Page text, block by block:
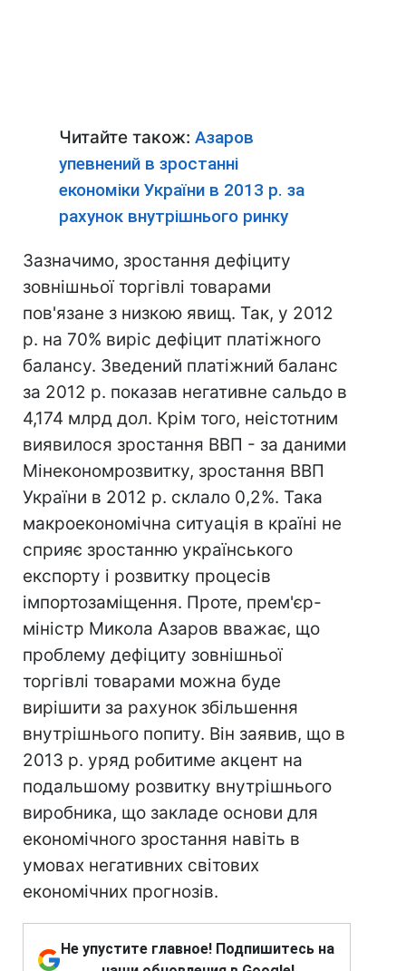
Читайте також: Азаров
упевнений в зростанні
економіки України в 2013 р. за
рахунок внутрішнього ринку
Зазначимо, зростання дефіциту
зовнішньої торгівлі товарами
пов'язане з низкою явищ. Так, у 2012
р. на 70% виріс дефіцит платіжного
балансу. Зведений платіжний баланс
за 2012 р. показав негативне сальдо в
4,174 млрд дол. Крім того, неістотним
виявилося зростання ВВП - за даними
Мінекономрозвитку, зростання ВВП
України в 2012 р. склало 0,2%. Така
макроекономічна ситуація в країні не
сприяє зростанню українського
експорту і розвитку процесів
імпортозаміщення. Проте, прем'єр-
міністр Микола Азаров вважає, що
проблему дефіциту зовнішньої
торгівлі товарами можна буде
вирішити за рахунок збільшення
внутрішнього попиту. Він заявив, що в
2013 р. уряд робитиме акцент на
подальшому розвитку внутрішнього
виробника, що закладе основи для
економічного зростання навіть в
умовах негативних світових
економічних прогнозів.
Не упустите главное! Подпишитесь на